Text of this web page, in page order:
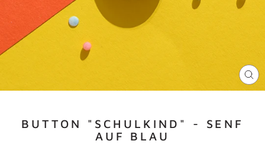
BUTTON "SCHULKIND" - SENF
AUF BLAU